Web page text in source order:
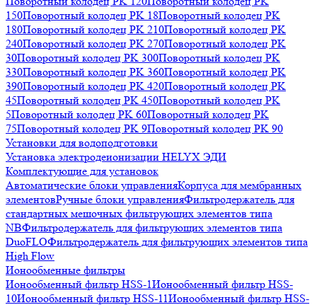
150Поворотный колодец PK 18Поворотный колодец PK
180Поворотный колодец PK 210Поворотный колодец PK
240Поворотный колодец PK 270Поворотный колодец PK
30Поворотный колодец PK 300Поворотный колодец PK
330Поворотный колодец PK 360Поворотный колодец PK
390Поворотный колодец PK 420Поворотный колодец PK
45Поворотный колодец PK 450Поворотный колодец PK
5Поворотный колодец PK 60Поворотный колодец PK
75Поворотный колодец PK 9Поворотный колодец PK 90
Установки для водоподготовки
Установка электродеионизации HELYX ЭДИ
Комплектующие для установок
Автоматические блоки управленияКорпуса для мембранных
элементовРучные блоки управленияФильтродержатель для
стандартных мешочных фильтрующих элементов типа
NBФильтродержатель для фильтрующих элементов типа
DuoFLOФильтродержатель для фильтрующих элементов типа
High Flow
Ионообменные фильтры
Ионообменный фильтр HSS-1Ионообменный фильтр HSS-
10Ионообменный фильтр HSS-11Ионообменный фильтр HSS-